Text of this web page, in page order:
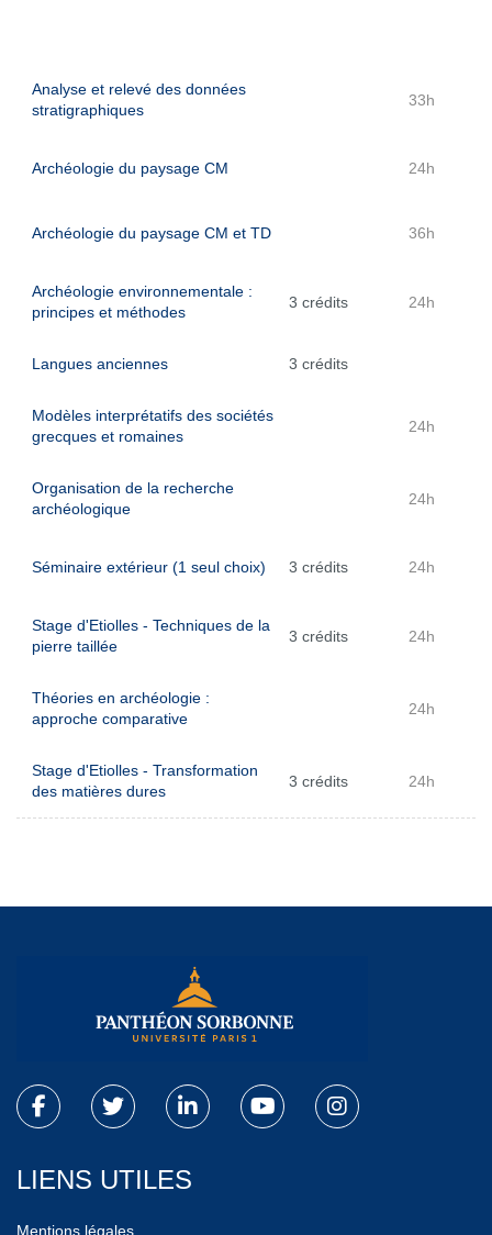
Analyse et relevé des données
stratigraphiques
33h
Archéologie du paysage CM 24h
Archéologie du paysage CM et TD 36h
Archéologie environnementale :
principes et méthodes
3 crédits 24h
Langues anciennes 3 crédits
Modèles interprétatifs des sociétés
grecques et romaines
24h
Organisation de la recherche
archéologique
24h
Séminaire extérieur (1 seul choix) 3 crédits 24h
Stage d'Etiolles - Techniques de la
pierre taillée
3 crédits 24h
Théories en archéologie :
approche comparative
24h
Stage d'Etiolles - Transformation
des matières dures
3 crédits 24h
LIENS UTILES
Mentions légales